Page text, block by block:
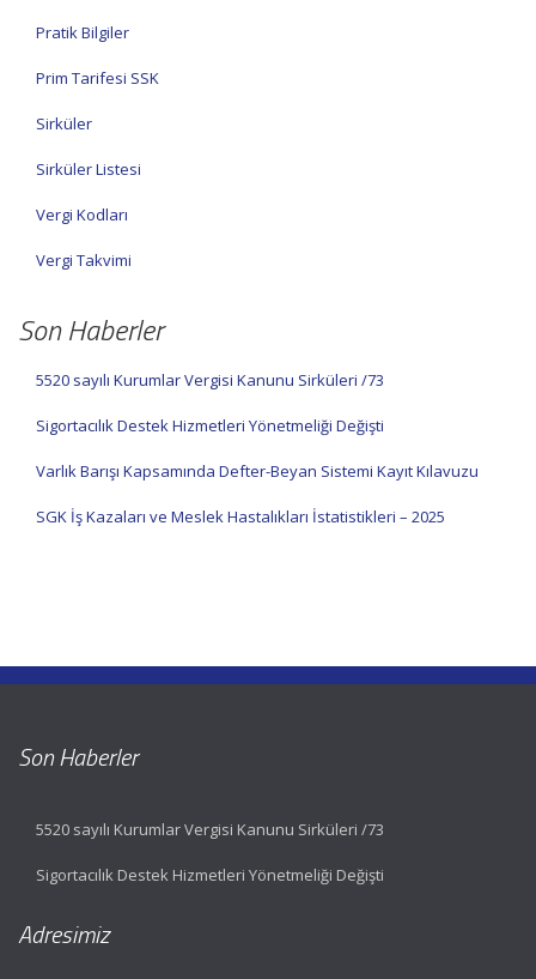
Pratik Bilgiler
Prim Tarifesi SSK
Sirküler
Sirküler Listesi
Vergi Kodları
Vergi Takvimi
Son Haberler
5520 sayılı Kurumlar Vergisi Kanunu Sirküleri /73
Sigortacılık Destek Hizmetleri Yönetmeliği Değişti
Varlık Barışı Kapsamında Defter-Beyan Sistemi Kayıt Kılavuzu
SGK İş Kazaları ve Meslek Hastalıkları İstatistikleri – 2025
Son Haberler
5520 sayılı Kurumlar Vergisi Kanunu Sirküleri /73
Sigortacılık Destek Hizmetleri Yönetmeliği Değişti
Adresimiz